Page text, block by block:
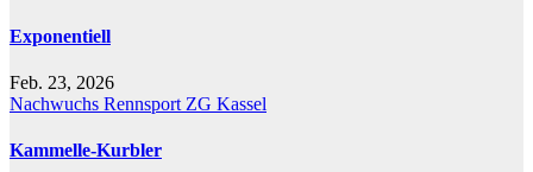
Exponentiell
Feb. 23, 2026
Nachwuchs Rennsport ZG Kassel
Kammelle-Kurbler